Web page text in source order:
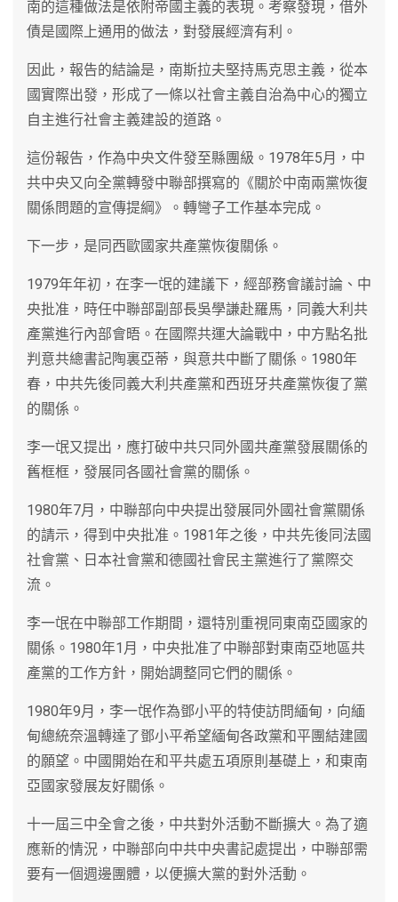
南的這種做法是依附帝國主義的表現。考察發現，借外
債是國際上通用的做法，對發展經濟有利。
因此，報告的結論是，南斯拉夫堅持馬克思主義，從本
國實際出發，形成了一條以社會主義自治為中心的獨立
自主進行社會主義建設的道路。
這份報告，作為中央文件發至縣團級。1978年5月，中
共中央又向全黨轉發中聯部撰寫的《關於中南兩黨恢復
關係問題的宣傳提綱》。轉彎子工作基本完成。
下一步，是同西歐國家共產黨恢復關係。
1979年年初，在李一氓的建議下，經部務會議討論、中
央批准，時任中聯部副部長吳學謙赴羅馬，同義大利共
產黨進行內部會晤。在國際共運大論戰中，中方點名批
判意共總書記陶裏亞蒂，與意共中斷了關係。1980年
春，中共先後同義大利共產黨和西班牙共產黨恢復了黨
的關係。
李一氓又提出，應打破中共只同外國共產黨發展關係的
舊框框，發展同各國社會黨的關係。
1980年7月，中聯部向中央提出發展同外國社會黨關係
的請示，得到中央批准。1981年之後，中共先後同法國
社會黨、日本社會黨和德國社會民主黨進行了黨際交
流。
李一氓在中聯部工作期間，還特別重視同東南亞國家的
關係。1980年1月，中央批准了中聯部對東南亞地區共
產黨的工作方針，開始調整同它們的關係。
1980年9月，李一氓作為鄧小平的特使訪問緬甸，向緬
甸總統奈溫轉達了鄧小平希望緬甸各政黨和平團結建國
的願望。中國開始在和平共處五項原則基礎上，和東南
亞國家發展友好關係。
十一屆三中全會之後，中共對外活動不斷擴大。為了適
應新的情況，中聯部向中共中央書記處提出，中聯部需
要有一個週邊團體，以便擴大黨的對外活動。